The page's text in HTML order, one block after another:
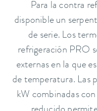
Para la contra
disponible un
de serie. Los
refrigeración PRO
externas en la que
de temperatura. Las
kW combinadas